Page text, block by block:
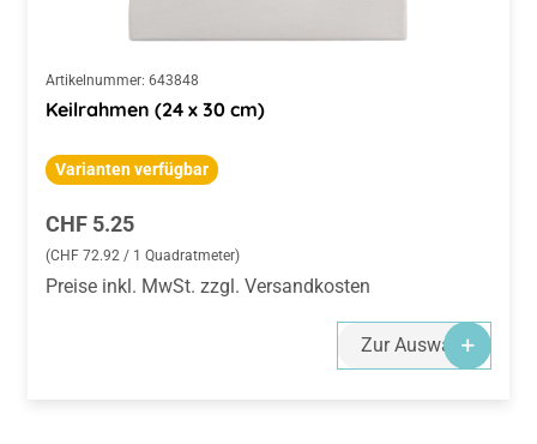
Artikelnummer: 643848
Keilrahmen (24 x 30 cm)
Varianten verfügbar
Regulärer Preis:
CHF 5.25
(CHF 72.92 / 1 Quadratmeter)
Preise inkl. MwSt. zzgl. Versandkosten
Zur Auswahl